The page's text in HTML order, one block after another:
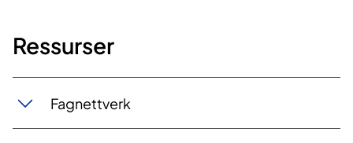
Ressurser
Fagnettverk